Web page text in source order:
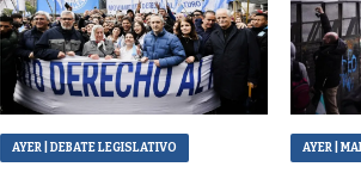
AYER | DEBATE LEGISLATIVO AYER |